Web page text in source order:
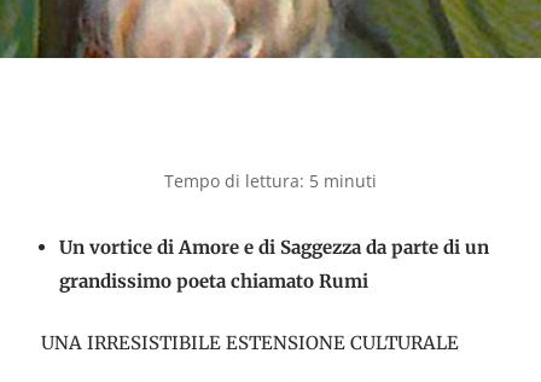
Un vortice di Amore e di Saggezza da parte di un
grandissimo poeta chiamato Rumi
UNA IRRESISTIBILE ESTENSIONE CULTURALE